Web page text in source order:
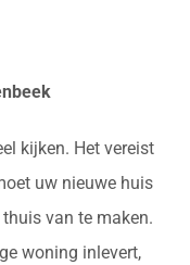
kijken. Het vereist
uw nieuwe huis
van te maken.
woning inlevert,